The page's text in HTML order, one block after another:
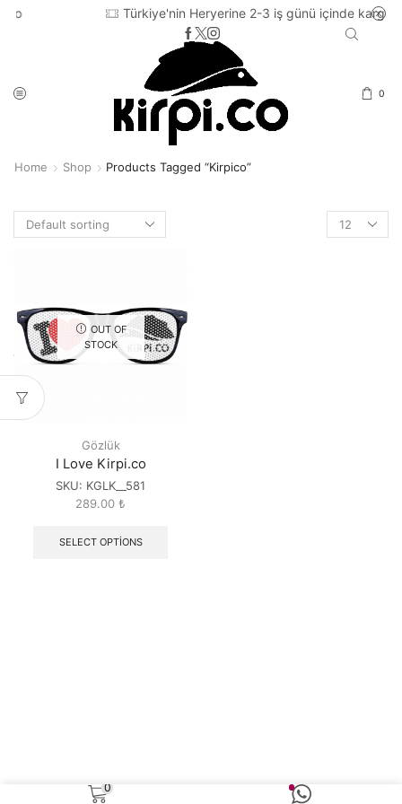
Türkiye'nin Heryerine 2-3 iş günü içinde kargo
0
Home Shop Products Tagged “kirpico”
Products
per
OUT OF
STOCK
Gözlük
I Love Kirpi.co
SKU: KGLK__581
289.00 ₺
SELECT OPTIONS
0